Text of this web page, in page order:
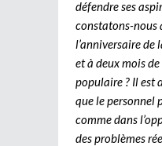
défendre ses
constatons-nous
l’anniversaire de
et à deux mois
populaire ? Il est
que le personnel
comme dans
des problèmes